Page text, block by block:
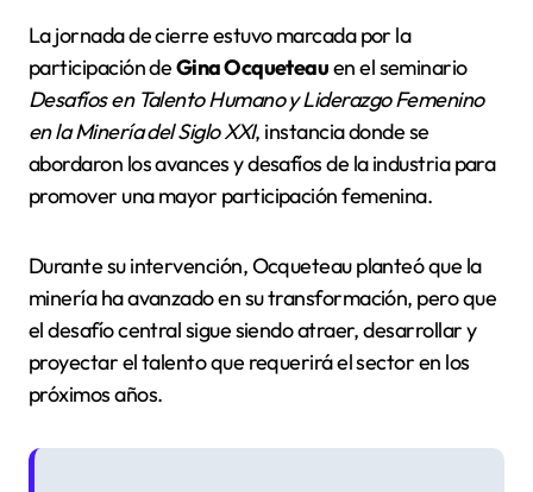
La jornada de cierre estuvo marcada por la
participación deGina Ocqueteauen el seminario
Desafíos en Talento Humano y Liderazgo Femenino
en la Minería del Siglo XXI, instancia donde se
abordaron los avances y desafíos de la industria para
promover una mayor participación femenina.
Durante su intervención, Ocqueteau planteó que la
minería ha avanzado en su transformación, pero que
el desafío central sigue siendo atraer, desarrollar y
proyectar el talento que requerirá el sector en los
próximos años.